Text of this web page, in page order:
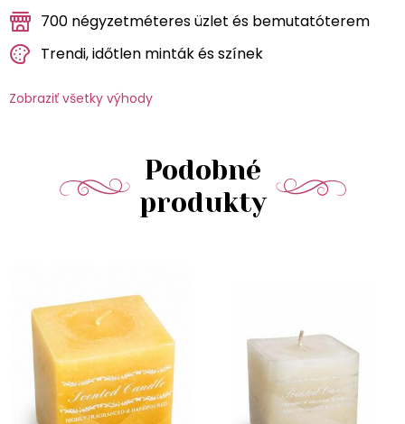
700 négyzetméteres üzlet és bemutatóterem
Trendi, időtlen minták és színek
Zobraziť všetky výhody
Podobné
produkty